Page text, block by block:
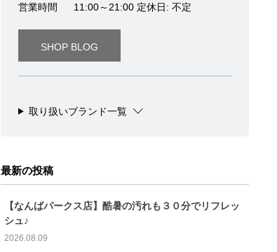
営業時間 11:00～21:00 定休日: 不定
SHOP BLOG
取り扱いブランド一覧
最新の投稿
【なんばパークス店】酷暑の汚れも３０分でリフレッ
シュ♪
2026.08.09